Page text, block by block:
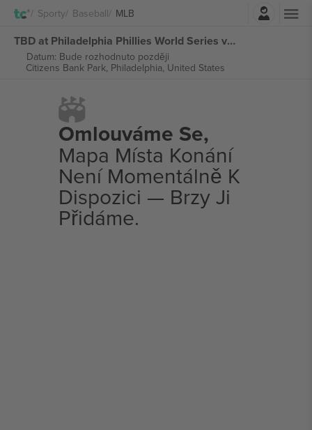
Sporty Baseball MLB
TBD at Philadelphia Phillies World Series vstupenek
Datum: Bude rozhodnuto později
Citizens Bank Park, Philadelphia, United States
Omlouváme Se,
Mapa Místa Konání
Není Momentálně K
Dispozici — Brzy Ji
Přidáme.